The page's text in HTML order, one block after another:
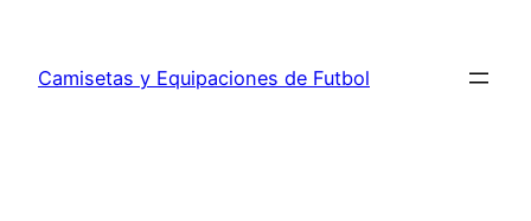
contenido
Camisetas y Equipaciones de Futbol